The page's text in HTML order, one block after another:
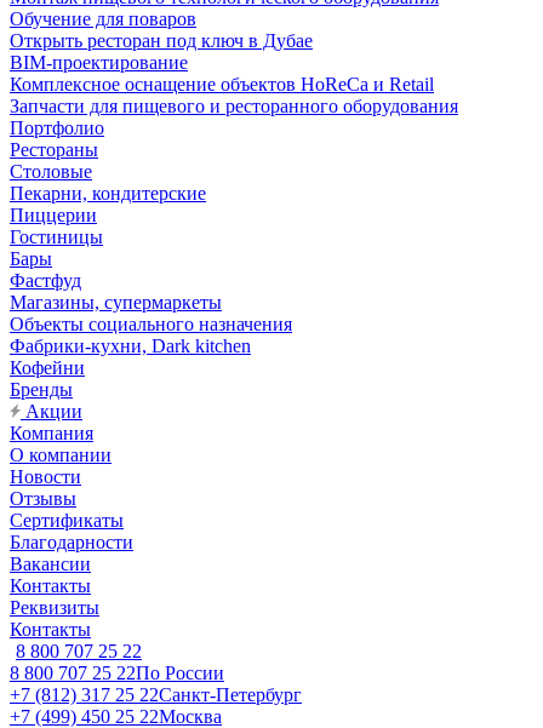
Обучение для поваров
Открыть ресторан под ключ в Дубае
BIM-проектирование
Комплексное оснащение объектов HoReCa и Retail
Запчасти для пищевого и ресторанного оборудования
Портфолио
Рестораны
Столовые
Пекарни, кондитерские
Пиццерии
Гостиницы
Бары
Фастфуд
Магазины, супермаркеты
Объекты социального назначения
Фабрики-кухни, Dark kitchen
Кофейни
Бренды
Акции
Компания
О компании
Новости
Отзывы
Сертификаты
Благодарности
Вакансии
Контакты
Реквизиты
Контакты
8 800 707 25 22
8 800 707 25 22По России
+7 (812) 317 25 22Санкт-Петербург
+7 (499) 450 25 22Москва